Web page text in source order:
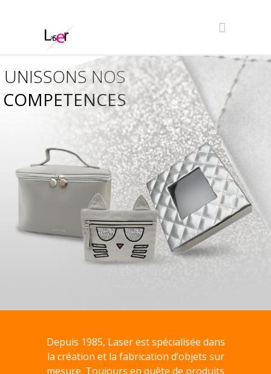
COMPETENCES
UNISSONS NOS
Depuis 1985, Laser est spécialisée dans
la création et la fabrication d’objets sur
mesure. Toujours en quête de produits